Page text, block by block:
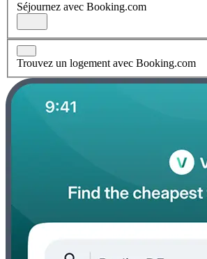
Séjournez avec Booking.com
Trouvez un logement avec Booking.com